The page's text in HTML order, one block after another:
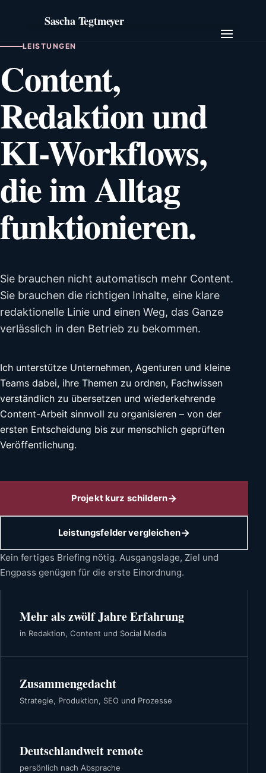
LEISTUNGEN
Content,
Redaktion und
KI-Workflows,
die im Alltag
funktionieren.
Sie brauchen nicht automatisch mehr Content.
Sie brauchen die richtigen Inhalte, eine klare
redaktionelle Linie und einen Weg, das Ganze
verlässlich in den Betrieb zu bekommen.
Ich unterstütze Unternehmen, Agenturen und kleine
Teams dabei, ihre Themen zu ordnen, Fachwissen
verständlich zu übersetzen und wiederkehrende
Content-Arbeit sinnvoll zu organisieren – von der
ersten Entscheidung bis zur menschlich geprüften
Veröffentlichung.
Projekt kurz schildern
Leistungsfelder vergleichen
Kein fertiges Briefing nötig. Ausgangslage, Ziel und
Engpass genügen für die erste Einordnung.
Mehr als zwölf Jahre Erfahrung
in Redaktion, Content und Social Media
Zusammengedacht
Strategie, Produktion, SEO und Prozesse
Deutschlandweit remote
persönlich nach Absprache